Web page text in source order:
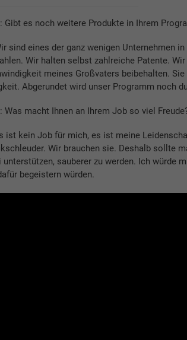
: Gibt es noch weitere Produkte in Ihrem
sind eines der ganz wenigen Unternehmen
Wir halten selbst zahlreiche Patente.
meines Großvaters beibehalten.
Abgerundet wird unser Programm noch
: Was macht Ihnen an Ihrem Job so viel
ist kein Job für mich, es ist meine
Wir brauchen sie. Deshalb sollte
sauberer zu werden. Ich würde
begeistern würden.